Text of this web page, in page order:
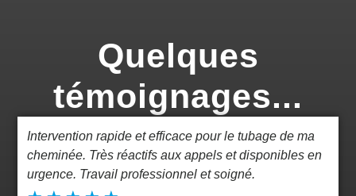
Quelques
témoignages...
Intervention rapide et efficace pour le tubage de ma
cheminée. Très réactifs aux appels et disponibles en
urgence. Travail professionnel et soigné.